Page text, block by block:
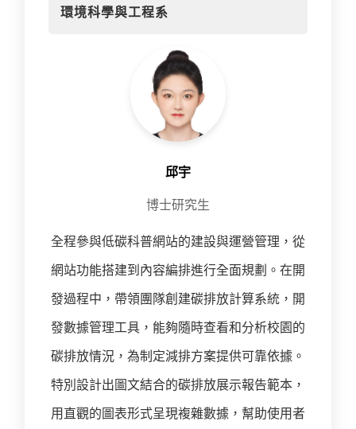
環境科學與工程系
邱宇
博士研究生
全程參與低碳科普網站的建設與運營管理，從
網站功能搭建到內容編排進行全面規劃。在開
發過程中，帶領團隊創建碳排放計算系統，開
發數據管理工具，能夠隨時查看和分析校園的
碳排放情況，為制定減排方案提供可靠依據。
特別設計出圖文結合的碳排放展示報告範本，
用直觀的圖表形式呈現複雜數據，幫助使用者